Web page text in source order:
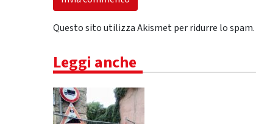
Questo sito utilizza Akismet per ridurre lo spam.
Leggi anche